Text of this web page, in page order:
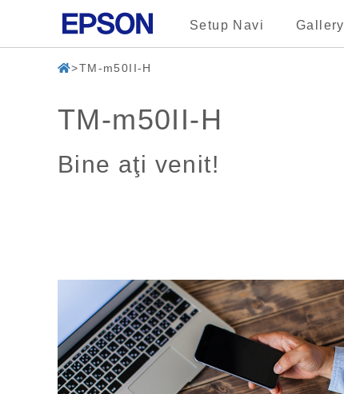
Setup Navi Gallery
TM-m50II-H
TM-m50II-H
Bine aţi venit!